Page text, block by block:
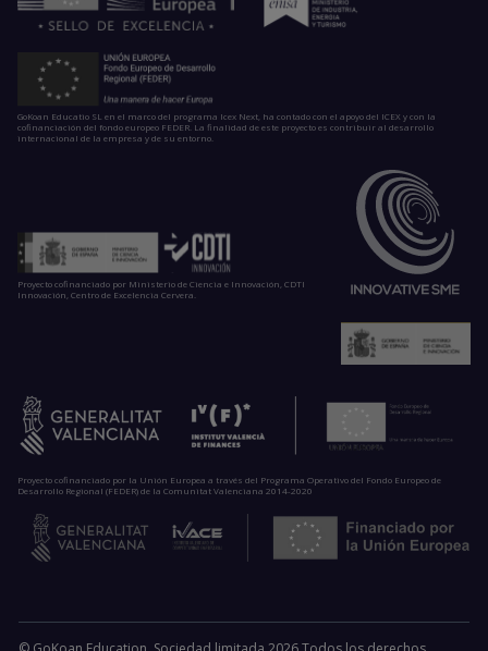
GoKoan Educatio SL en el marco del programa Icex Next, ha contado con el apoyo del ICEX y con la
cofinanciación del fondo europeo FEDER. La finalidad de este proyecto es contribuir al desarrollo
internacional de la empresa y de su entorno.
Proyecto cofinanciado por Ministerio de Ciencia e Innovación, CDTI
Innovación, Centro de Excelencia Cervera.
Proyecto cofinanciado por la Unión Europea a través del Programa Operativo del Fondo Europeo de
Desarrollo Regional (FEDER) de la Comunitat Valenciana 2014-2020